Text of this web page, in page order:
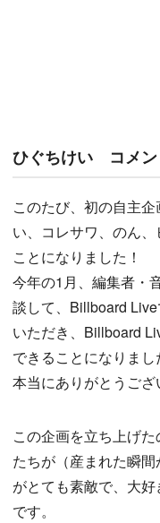
ひぐちけい コメン
このたび、初の自主
い、コレサワ、のん
ことになりました！
今年の1月、編集者・
談して、Billboard
いただき、Billboard
できることになりまし
本当にありがとうござ
この企画を立ち上げ
たちが（産まれた瞬
がとても素敵で、大
です。